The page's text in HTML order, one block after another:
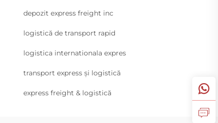
depozit express freight inc
logistică de transport rapid
logistica internationala expres
transport express și logistică
express freight & logistică